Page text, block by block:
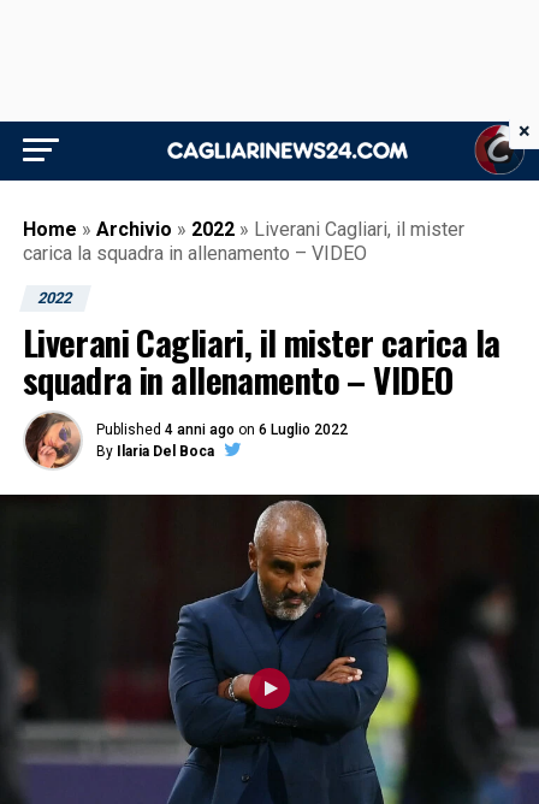
Home » Archivio » 2022 » Liverani Cagliari, il mister
carica la squadra in allenamento – VIDEO
2022
Liverani Cagliari, il mister carica la
squadra in allenamento – VIDEO
Published 4 anni ago on 6 Luglio 2022
By
Ilaria Del Boca
×